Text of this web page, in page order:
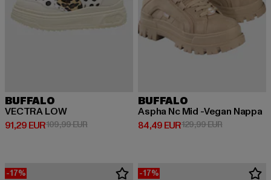
BUFFALO
VECTRA LOW
91,29 EUR
Derzeitiger Preis: 91,29 EUR
109,99 EURAktionspreis: 109,99 EUR
BUFFALO
Aspha Nc Mid -Vegan Nappa
84,49 EUR
Derzeitiger Preis: 84,49 EUR
129,99 EURAktionspreis:
-17% -17%